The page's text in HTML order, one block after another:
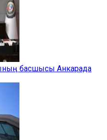
басшысы Анкарада